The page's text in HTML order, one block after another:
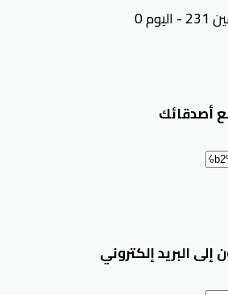
0
أصدقائك
البريد إلكتروني